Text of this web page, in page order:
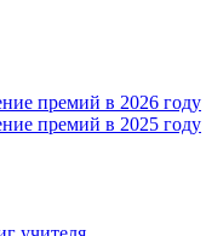
премий в 2026 году
премий в 2025 году